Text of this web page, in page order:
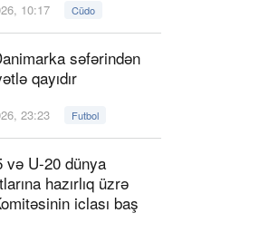
10:17 Cüdo
səfərindən
qayıdır
23:23 Futbol
və U-20 dünya
hazırlıq üzrə
iclası baş